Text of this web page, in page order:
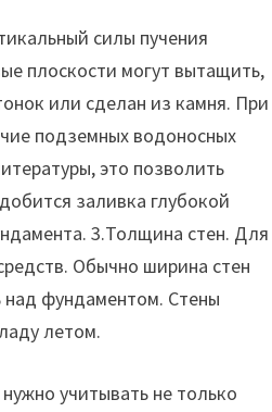
силы пучения
плоскости могут вытащить,
или сделан из камня. При
подземных водоносных
это позволить
заливка глубокой
3.Толщина стен. Для
Обычно ширина стен
фундаментом. Стены
летом.
учитывать не только